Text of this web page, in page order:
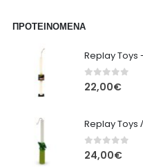
ΠΡΟΤΕΙΝΌΜΕΝΑ
0out of 5
22,00€
Replay Toys
0 out of 5
24,00€